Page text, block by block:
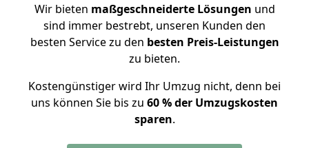
Wir bieten maßgeschneiderte Lösungen und
sind immer bestrebt, unseren Kunden den
besten Service zu den besten Preis-Leistungen
zu bieten.
Kostengünstiger wird Ihr Umzug nicht, denn bei
uns können Sie bis zu 60 % der Umzugskosten
sparen.